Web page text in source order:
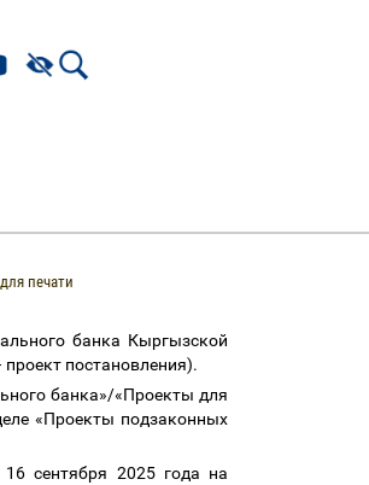
печати
банка Кыргызской
проект постановления).
банка»/«Проекты для
«Проекты подзаконных
сентября 2025 года на